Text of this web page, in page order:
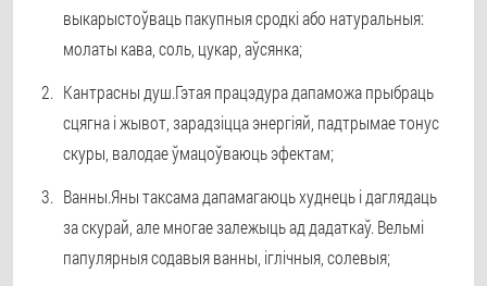
выкарыстоўваць пакупныя сродкі або натуральныя:
молаты кава, соль, цукар, аўсянка;
Кантрасны душ.Гэтая працэдура дапаможа прыбраць
сцягна і жывот, зарадзіцца энергіяй, падтрымае тонус
скуры, валодае ўмацоўваюць эфектам;
Ванны.Яны таксама дапамагаюць худнець і даглядаць
за скурай, але многае залежыць ад дадаткаў. Вельмі
папулярныя содавыя ванны, іглічныя, солевыя;